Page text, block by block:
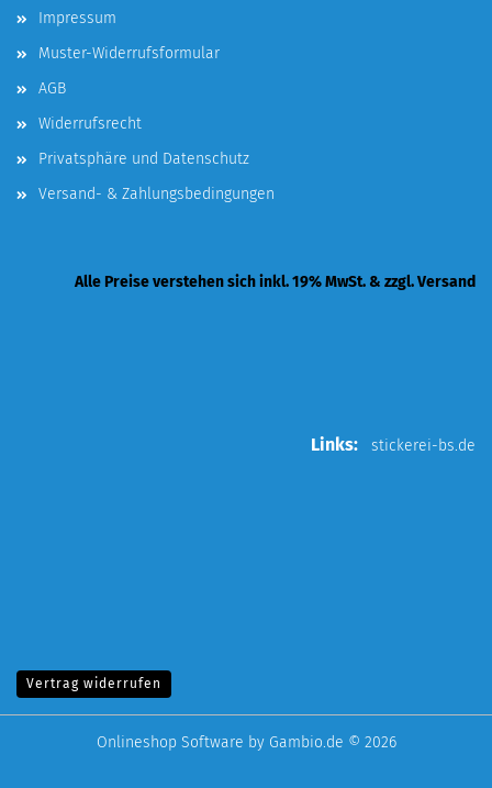
Impressum
Muster-Widerrufsformular
AGB
Widerrufsrecht
Privatsphäre und Datenschutz
Versand- & Zahlungsbedingungen
Alle Preise verstehen sich inkl. 19% MwSt. & zzgl. Versand
Links: stickerei-bs.de
Vertrag widerrufen
Onlineshop Software by Gambio.de © 2026